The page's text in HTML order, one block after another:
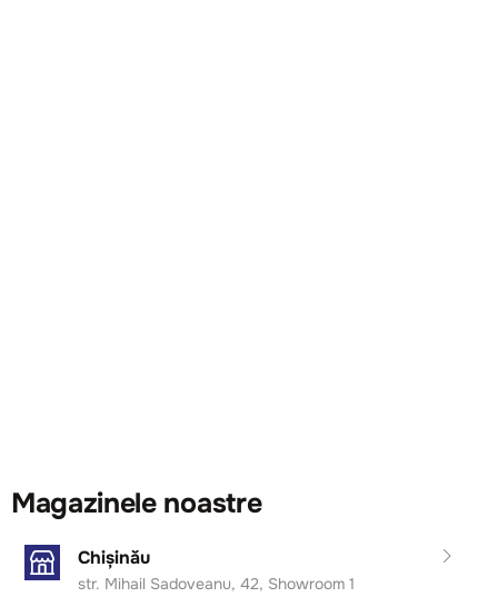
Magazinele noastre
Chișinău
str. Mihail Sadoveanu, 42, Showroom 1